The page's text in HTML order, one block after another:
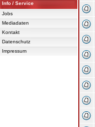
Info / Service
Jobs
Mediadaten
Kontakt
Datenschutz
Impressum